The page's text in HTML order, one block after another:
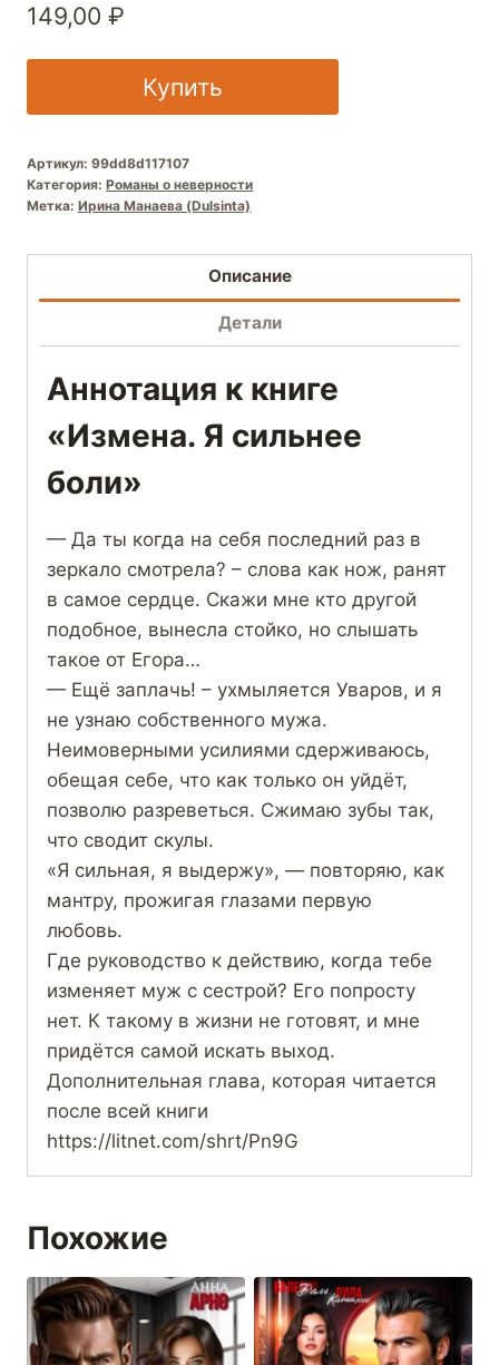
149,00 ₽
Купить
Артикул: 99dd8d117107
Категория: Романы о неверности
Метка: Ирина Манаева (Dulsinta)
Описание
Детали
Аннотация к книге
«Измена. Я сильнее
боли»
— Да ты когда на себя последний раз в
зеркало смотрела? – слова как нож, ранят
в самое сердце. Скажи мне кто другой
подобное, вынесла стойко, но слышать
такое от Егора…
— Ещё заплачь! – ухмыляется Уваров, и я
не узнаю собственного мужа.
Неимоверными усилиями сдерживаюсь,
обещая себе, что как только он уйдёт,
позволю разреветься. Сжимаю зубы так,
что сводит скулы.
«Я сильная, я выдержу», — повторяю, как
мантру, прожигая глазами первую
любовь.
Где руководство к действию, когда тебе
изменяет муж с сестрой? Его попросту
нет. К такому в жизни не готовят, и мне
придётся самой искать выход.
Дополнительная глава, которая читается
после всей книги
https://litnet.com/shrt/Pn9G
Похожие